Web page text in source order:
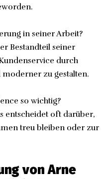
in seiner Arbeit?
Bestandteil seiner
durch
zu gestalten.
so wichtig?
entscheidet oft darüber,
treu bleiben oder zur
von Arne